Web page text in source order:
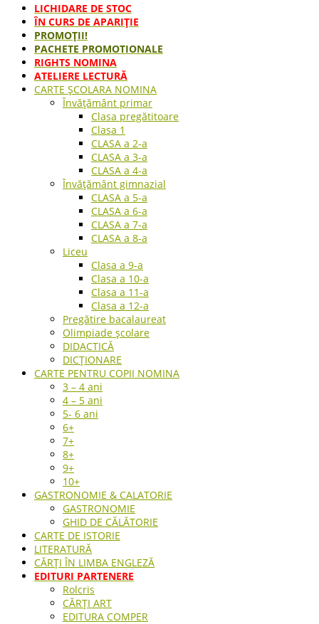
LICHIDARE DE STOC
ÎN CURS DE APARIŢIE
PROMOȚII!
PACHETE PROMOTIONALE
RIGHTS NOMINA
ATELIERE LECTURĂ
CARTE ŞCOLARA NOMINA
Învățământ primar
Clasa pregătitoare
Clasa 1
CLASA a 2-a
CLASA a 3-a
CLASA a 4-a
Învățământ gimnazial
CLASA a 5-a
CLASA a 6-a
CLASA a 7-a
CLASA a 8-a
Liceu
Clasa a 9-a
Clasa a 10-a
Clasa a 11-a
Clasa a 12-a
Pregătire bacalaureat
Olimpiade școlare
DIDACTICĂ
DICȚIONARE
CARTE PENTRU COPII NOMINA
3 – 4 ani
4 – 5 ani
5- 6 ani
6+
7+
8+
9+
10+
GASTRONOMIE & CALATORIE
GASTRONOMIE
GHID DE CĂLĂTORIE
CARTE DE ISTORIE
LITERATURĂ
CĂRȚI ÎN LIMBA ENGLEZĂ
EDITURI PARTENERE
Rolcris
CĂRȚI ART
EDITURA COMPER